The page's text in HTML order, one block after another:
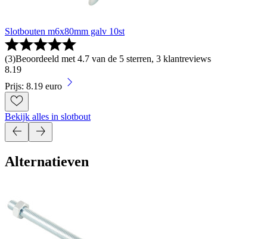
Slotbouten m6x80mm galv 10st
(3)Beoordeeld met 4.7 van de 5 sterren, 3 klantreviews
8.19
Prijs: 8.19 euro
Bekijk alles in slotbout
Alternatieven